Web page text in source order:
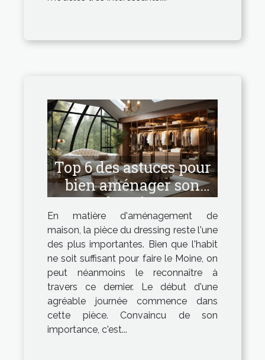
Top 6 des astuces pour
bien aménager son
dressing
En matière d'aménagement de
maison, la pièce du dressing reste l'une
des plus importantes. Bien que l'habit
ne soit suffisant pour faire le Moine, on
peut néanmoins le reconnaître à
travers ce dernier. Le début d'une
agréable journée commence dans
cette pièce. Convaincu de son
importance, c'est...